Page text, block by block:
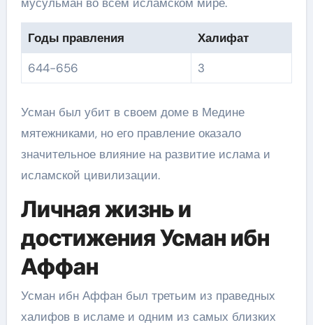
Годы правления
Халифат
644-656
3
Усман был убит в своем доме в Медине
мятежниками, но его правление оказало
значительное влияние на развитие ислама и
исламской цивилизации.
Личная жизнь и
достижения Усман ибн
Аффан
Усман ибн Аффан был третьим из праведных
халифов в исламе и одним из самых близких